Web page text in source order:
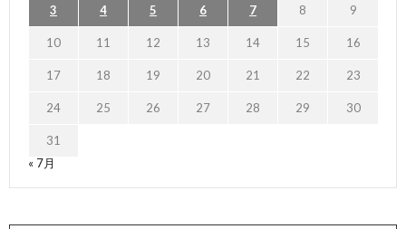
3 4 5 6 7 8 9
10 11 12 13 14 15 16
17 18 19 20 21 22 23
24 25 26 27 28 29 30
31
« 7月